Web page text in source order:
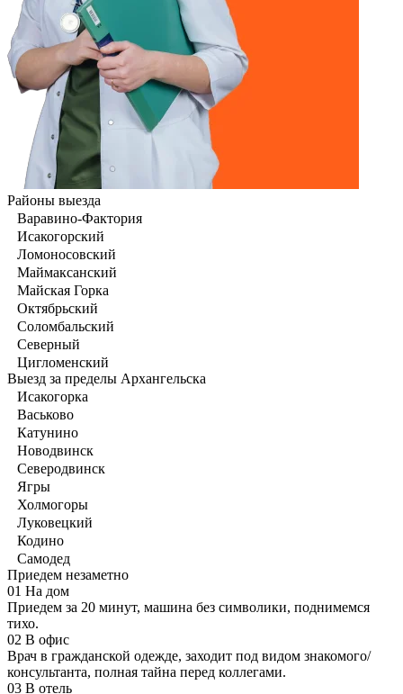
Районы выезда
Варавино-Фактория
Исакогорский
Ломоносовский
Маймаксанский
Майская Горка
Октябрьский
Соломбальский
Северный
Цигломенский
Выезд за пределы Архангельска
Исакогорка
Васьково
Катунино
Новодвинск
Северодвинск
Ягры
Холмогоры
Луковецкий
Кодино
Самодед
Приедем незаметно
01 На дом
Приедем за 20 минут, машина без символики, поднимемся
тихо.
02 В офис
Врач в гражданской одежде, заходит под видом знакомого/
консультанта, полная тайна перед коллегами.
03 В отель